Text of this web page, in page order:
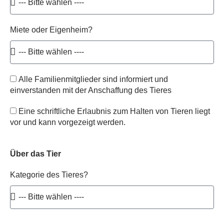
Miete oder Eigenheim?
Alle Familienmitglieder sind informiert und
einverstanden mit der Anschaffung des Tieres
Eine schriftliche Erlaubnis zum Halten von Tieren liegt
vor und kann vorgezeigt werden.
Über das Tier
Kategorie des Tieres?